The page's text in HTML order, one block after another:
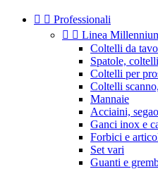
  Professionali
  Linea
Coltelli da
Spatole,
Coltelli per
Coltelli
Mannaie
Acciaini,
Ganci inox e
Forbici e
Set vari
Guanti e